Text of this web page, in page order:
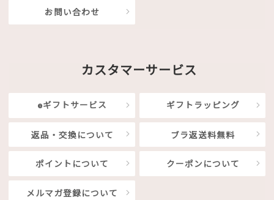
お問い合わせ
カスタマーサービス
eギフトサービス ギフトラッピング
返品・交換について ブラ返送料無料
ポイントについて クーポンについて
メルマガ登録について